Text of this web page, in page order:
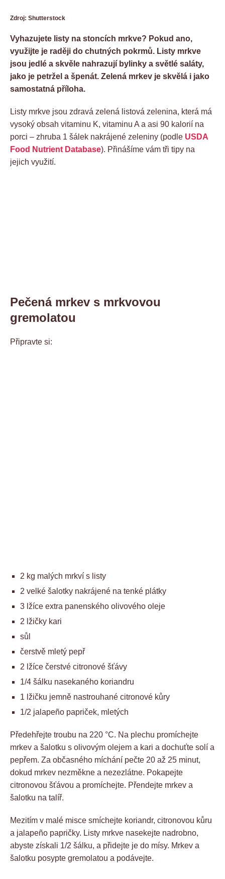
Zdroj: Shutterstock
Vyhazujete listy na stoncích mrkve? Pokud ano,
využijte je raději do chutných pokrmů. Listy mrkve
jsou jedlé a skvěle nahrazují bylinky a světlé saláty,
jako je petržel a špenát. Zelená mrkev je skvělá i jako
samostatná příloha.
Listy mrkve jsou zdravá zelená listová zelenina, která má
vysoký obsah vitaminu K, vitaminu A a asi 90 kalorií na
porci – zhruba 1 šálek nakrájené zeleniny (podle USDA
Food Nutrient Database). Přinášíme vám tři tipy na
jejich využití.
Pečená mrkev s mrkvovou
gremolatou
Připravte si:
2 kg malých mrkví s listy
2 velké šalotky nakrájené na tenké plátky
3 lžíce extra panenského olivového oleje
2 lžičky kari
sůl
čerstvě mletý pepř
2 lžíce čerstvé citronové šťávy
1/4 šálku nasekaného koriandru
1 lžičku jemně nastrouhané citronové kůry
1/2 jalapeño papriček, mletých
Předehřejte troubu na 220 °C. Na plechu promíchejte
mrkev a šalotku s olivovým olejem a kari a dochuťte solí a
pepřem. Za občasného míchání pečte 20 až 25 minut,
dokud mrkev nezměkne a nezezlátne. Pokapejte
citronovou šťávou a promíchejte. Přendejte mrkev a
šalotku na talíř.
Mezitím v malé misce smíchejte koriandr, citronovou kůru
a jalapeño papričky. Listy mrkve nasekejte nadrobno,
abyste získali 1/2 šálku, a přidejte je do mísy. Mrkev a
šalotku posypte gremolatou a podávejte.